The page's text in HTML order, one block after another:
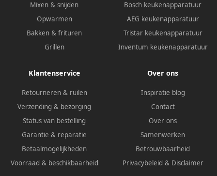
Mixen & snijden
Opwarmen
Bakken & frituren
Grillen
Bosch keukenapparatuur
AEG keukenapparatuur
Tristar keukenapparatuur
Inventum keukenapparatuur
Klantenservice
Retourneren & ruilen
Verzending & bezorging
Status van bestelling
Garantie & reparatie
Betaalmogelijkheden
Voorraad & beschikbaarheid
Over ons
Inspiratie blog
Contact
Over ons
Samenwerken
Betrouwbaarheid
Privacybeleid & Disclaimer